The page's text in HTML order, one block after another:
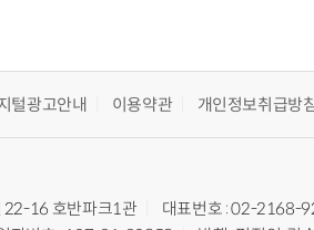
털광고안내 이용약관 개인정보취급방
22-16 호반파크1관
대표번호 : 02-2168-